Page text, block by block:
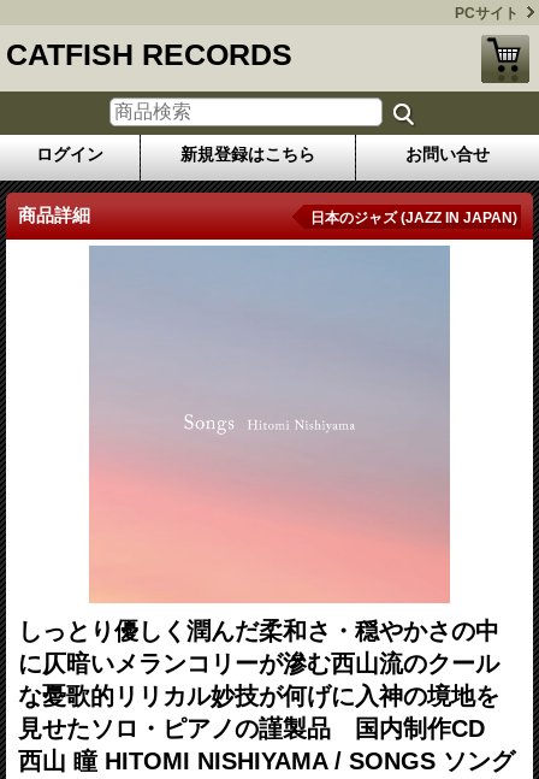
PCサイト
CATFISH RECORDS
ログイン 新規登録はこちら お問い合せ
商品詳細 日本のジャズ (JAZZ IN JAPAN)
しっとり優しく潤んだ柔和さ・穏やかさの中
に仄暗いメランコリーが滲む西山流のクール
な憂歌的リリカル妙技が何げに入神の境地を
見せたソロ・ピアノの謹製品 国内制作CD
西山 瞳 HITOMI NISHIYAMA / SONGS ソング